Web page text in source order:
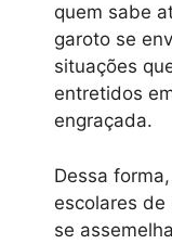
quem sabe
garoto se
situações
entretidos
engraçada.
Dessa
escolares de
se